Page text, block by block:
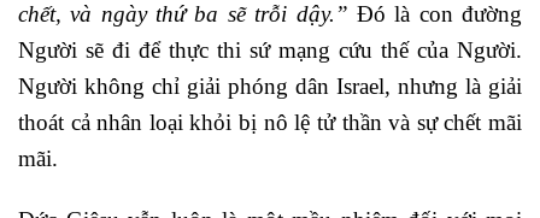
chết, và ngày thứ ba sẽ trỗi dậy.” Đó là con đường
Người sẽ đi để thực thi sứ mạng cứu thế của Người.
Người không chỉ giải phóng dân Israel, nhưng là giải
thoát cả nhân loại khỏi bị nô lệ tử thần và sự chết mãi
mãi.